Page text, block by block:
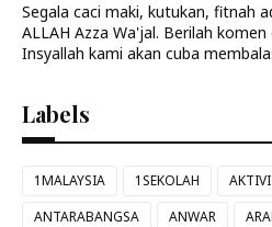
Segala caci maki, kutukan, fitnah
ALLAH Azza Wa'jal. Berilah
Insyallah kami akan cuba
Labels
1MALAYSIA 1SEKOLAH
ANTARABANGSA
ANWAR